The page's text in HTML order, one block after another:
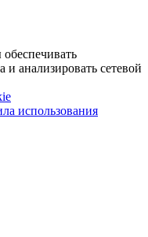
анализировать сетевой
использования